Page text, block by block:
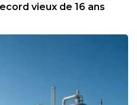
vieux de 16 ans